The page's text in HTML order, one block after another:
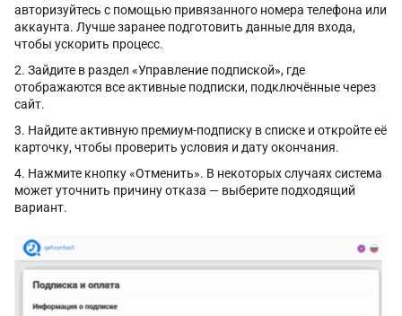
авторизуйтесь с помощью привязанного номера телефона или
аккаунта. Лучше заранее подготовить данные для входа,
чтобы ускорить процесс.
Зайдите в раздел «Управление подпиской», где
отображаются все активные подписки, подключённые через
сайт.
Найдите активную премиум-подписку в списке и откройте её
карточку, чтобы проверить условия и дату окончания.
Нажмите кнопку «Отменить». В некоторых случаях система
может уточнить причину отказа — выберите подходящий
вариант.